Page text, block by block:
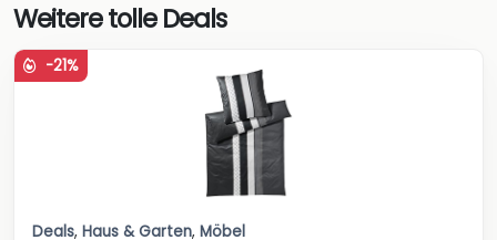
Weitere tolle Deals
-21%
Deals, Haus & Garten, Möbel